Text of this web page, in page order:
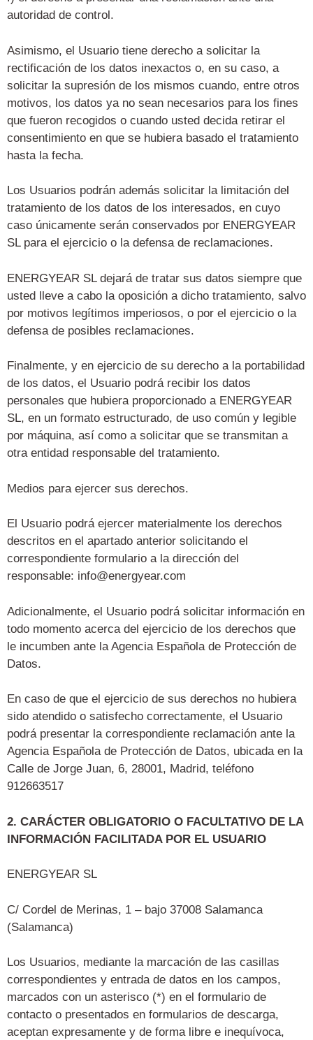
autoridad de control.
Asimismo, el Usuario tiene derecho a solicitar la
rectificación de los datos inexactos o, en su caso, a
solicitar la supresión de los mismos cuando, entre otros
motivos, los datos ya no sean necesarios para los fines
que fueron recogidos o cuando usted decida retirar el
consentimiento en que se hubiera basado el tratamiento
hasta la fecha.
Los Usuarios podrán además solicitar la limitación del
tratamiento de los datos de los interesados, en cuyo
caso únicamente serán conservados por ENERGYEAR
SL para el ejercicio o la defensa de reclamaciones.
ENERGYEAR SL dejará de tratar sus datos siempre que
usted lleve a cabo la oposición a dicho tratamiento, salvo
por motivos legítimos imperiosos, o por el ejercicio o la
defensa de posibles reclamaciones.
Finalmente, y en ejercicio de su derecho a la portabilidad
de los datos, el Usuario podrá recibir los datos
personales que hubiera proporcionado a ENERGYEAR
SL, en un formato estructurado, de uso común y legible
por máquina, así como a solicitar que se transmitan a
otra entidad responsable del tratamiento.
Medios para ejercer sus derechos.
El Usuario podrá ejercer materialmente los derechos
descritos en el apartado anterior solicitando el
correspondiente formulario a la dirección del
responsable: info@energyear.com
Adicionalmente, el Usuario podrá solicitar información en
todo momento acerca del ejercicio de los derechos que
le incumben ante la Agencia Española de Protección de
Datos.
En caso de que el ejercicio de sus derechos no hubiera
sido atendido o satisfecho correctamente, el Usuario
podrá presentar la correspondiente reclamación ante la
Agencia Española de Protección de Datos, ubicada en la
Calle de Jorge Juan, 6, 28001, Madrid, teléfono
912663517
2. CARÁCTER OBLIGATORIO O FACULTATIVO DE LA
INFORMACIÓN FACILITADA POR EL USUARIO
ENERGYEAR SL
C/ Cordel de Merinas, 1 – bajo 37008 Salamanca
(Salamanca)
Los Usuarios, mediante la marcación de las casillas
correspondientes y entrada de datos en los campos,
marcados con un asterisco (*) en el formulario de
contacto o presentados en formularios de descarga,
aceptan expresamente y de forma libre e inequívoca,